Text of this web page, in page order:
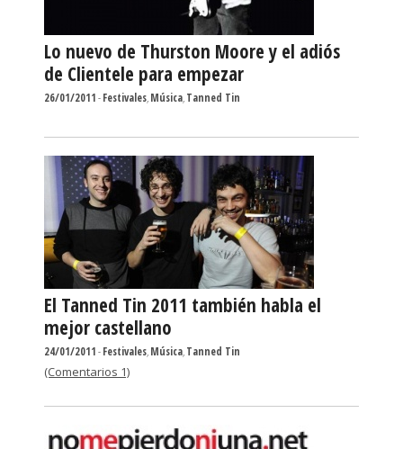
Lo nuevo de Thurston Moore y el adiós
de Clientele para empezar
26/01/2011-Festivales,Música,Tanned Tin
El Tanned Tin 2011 también habla el
mejor castellano
24/01/2011-Festivales,Música,Tanned Tin
(Comentarios 1)